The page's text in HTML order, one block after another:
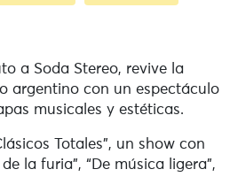
a Soda Stereo, revive la
argentino con un espectáculo
musicales y estéticas.
Totales”, un show con
la furia”, “De música ligera”,